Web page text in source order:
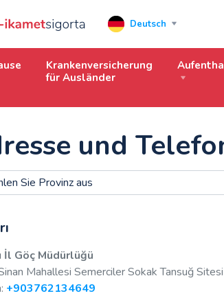
Deutsch
Krankenversicherung
für Ausländer
und
İl Göç Müdürlüğü
Mahallesi Semerciler Sokak Tansuğ
+903762134649